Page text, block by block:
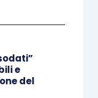
(circolare
situazioni”
e
del